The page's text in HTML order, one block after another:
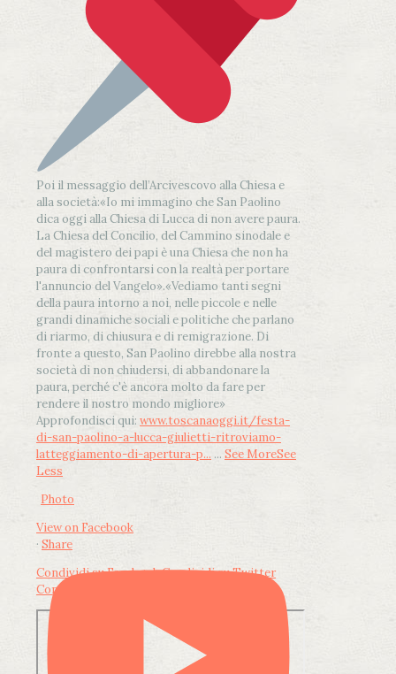
Poi il messaggio dell’Arcivescovo alla Chiesa e
alla società:«Io mi immagino che San Paolino
dica oggi alla Chiesa di Lucca di non avere paura.
La Chiesa del Concilio, del Cammino sinodale e
del magistero dei papi è una Chiesa che non ha
paura di confrontarsi con la realtà per portare
l'annuncio del Vangelo».«Vediamo tanti segni
della paura intorno a noi, nelle piccole e nelle
grandi dinamiche sociali e politiche che parlano
di riarmo, di chiusura e di remigrazione. Di
fronte a questo, San Paolino direbbe alla nostra
società di non chiudersi, di abbandonare la
paura, perché c'è ancora molto da fare per
rendere il nostro mondo migliore»
Approfondisci qui: www.toscanaoggi.it/festa-
di-san-paolino-a-lucca-giulietti-ritroviamo-
latteggiamento-di-apertura-p... ... See MoreSee
Less
Photo
View on Facebook
· Share
Condividi su FacebookCondividi su Twitter
Condividi su LinkedIn